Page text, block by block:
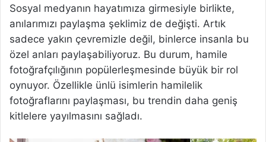
Sosyal medyanın hayatımıza girmesiyle birlikte,
anılarımızı paylaşma şeklimiz de değişti. Artık
sadece yakın çevremizle değil, binlerce insanla bu
özel anları paylaşabiliyoruz. Bu durum, hamile
fotoğrafçılığının popülerleşmesinde büyük bir rol
oynuyor. Özellikle ünlü isimlerin hamilelik
fotoğraflarını paylaşması, bu trendin daha geniş
kitlelere yayılmasını sağladı.